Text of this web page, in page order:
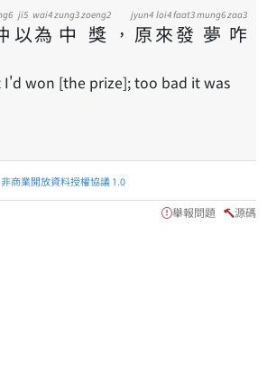
以
ji5
為
wai4
中
zung3
獎
zoeng2
， 原
jyun4
來
loi4
發
faat3
夢
mung6
咋
zaa3
won [the prize]; too bad it was
非商業開放資料授權協議 1.0
舉報問題 源碼